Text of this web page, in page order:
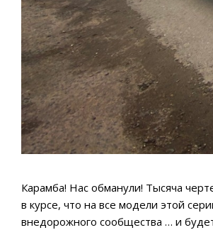
Карамба! Нас обманули! Тысяча
в курсе, что на все модели этой
внедорожного сообщества … и